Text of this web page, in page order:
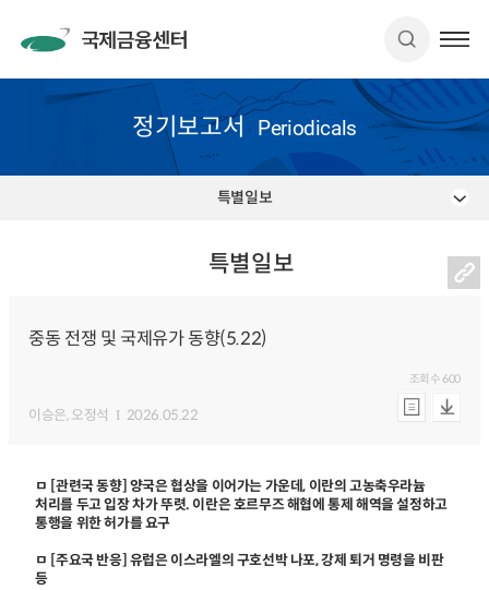
정기보고서 Periodicals
특별일보
특별일보
중동 전쟁 및 국제유가 동향(5.22)
이승은, 오정석 2026.05.22
조회수600
ㅁ [관련국 동향] 양국은 협상을 이어가는 가운데, 이란의 고농축우라늄
처리를 두고 입장 차가 뚜렷. 이란은 호르무즈 해협에 통제 해역을 설정하고
통행을 위한 허가를 요구
ㅁ [주요국 반응] 유럽은 이스라엘의 구호선박 나포, 강제 퇴거 명령을 비판
등